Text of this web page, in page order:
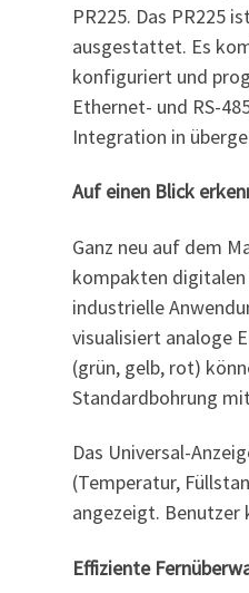
PR225. Das PR225
ausgestattet. Es
konfiguriert und
Ethernet- und RS-
Integration in
Auf einen Blick
Ganz neu auf dem
kompakten digitalen
industrielle
visualisiert analoge
(grün, gelb, rot)
Standardbohrung
Das Universal-
(Temperatur,
angezeigt. Benutzer
Effiziente